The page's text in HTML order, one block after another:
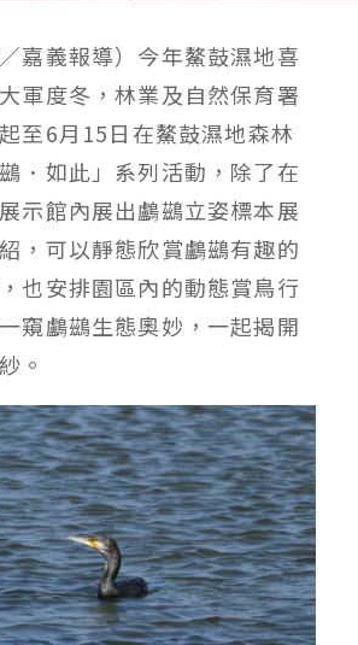
／嘉義報導）今年鰲鼓濕地喜
軍度冬，林業及自然保育署
至6月15日在鰲鼓濕地森林
．如此」系列活動，除了在
示館內展出鸕鷀立姿標本展
，可以靜態欣賞鸕鷀有趣的
也安排園區內的動態賞鳥行
窺鸕鷀生態奧妙，一起揭開
。